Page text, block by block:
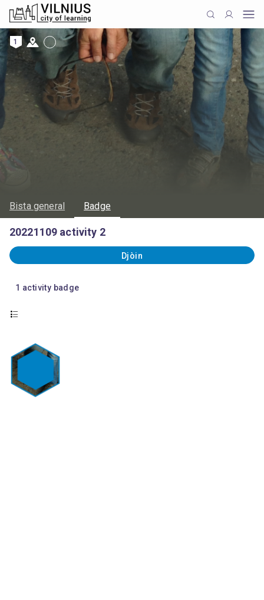
1
Bista general Badge
20221109 activity 2
Djòin
1 activity badge